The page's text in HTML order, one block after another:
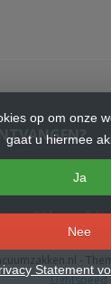
van52
op om onze
gaat u hiermee
Ja
Nee
Statement
-
Lightspeed